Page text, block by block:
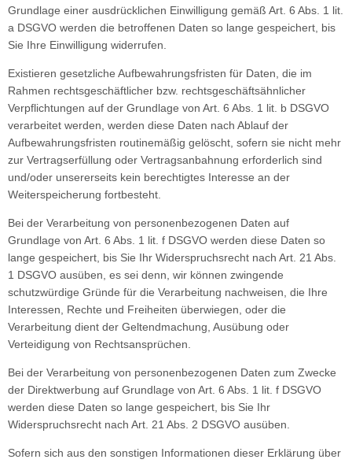
Grundlage einer ausdrücklichen Einwilligung gemäß Art. 6 Abs. 1 lit.
a DSGVO werden die betroffenen Daten so lange gespeichert, bis
Sie Ihre Einwilligung widerrufen.
Existieren gesetzliche Aufbewahrungsfristen für Daten, die im
Rahmen rechtsgeschäftlicher bzw. rechtsgeschäftsähnlicher
Verpflichtungen auf der Grundlage von Art. 6 Abs. 1 lit. b DSGVO
verarbeitet werden, werden diese Daten nach Ablauf der
Aufbewahrungsfristen routinemäßig gelöscht, sofern sie nicht mehr
zur Vertragserfüllung oder Vertragsanbahnung erforderlich sind
und/oder unsererseits kein berechtigtes Interesse an der
Weiterspeicherung fortbesteht.
Bei der Verarbeitung von personenbezogenen Daten auf
Grundlage von Art. 6 Abs. 1 lit. f DSGVO werden diese Daten so
lange gespeichert, bis Sie Ihr Widerspruchsrecht nach Art. 21 Abs.
1 DSGVO ausüben, es sei denn, wir können zwingende
schutzwürdige Gründe für die Verarbeitung nachweisen, die Ihre
Interessen, Rechte und Freiheiten überwiegen, oder die
Verarbeitung dient der Geltendmachung, Ausübung oder
Verteidigung von Rechtsansprüchen.
Bei der Verarbeitung von personenbezogenen Daten zum Zwecke
der Direktwerbung auf Grundlage von Art. 6 Abs. 1 lit. f DSGVO
werden diese Daten so lange gespeichert, bis Sie Ihr
Widerspruchsrecht nach Art. 21 Abs. 2 DSGVO ausüben.
Sofern sich aus den sonstigen Informationen dieser Erklärung über